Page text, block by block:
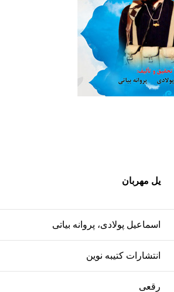
یل مهربان
اسماعیل پولادی، پروانه بیاتی
انتشارات کتیبه نوین
رقعی